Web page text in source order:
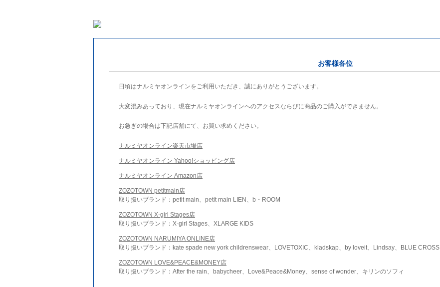
お客様各位
日頃はナルミヤオンラインをご利用いただき、誠にありがとうございます。
大変混みあっており、現在ナルミヤオンラインへのアクセスならびに商品のご購入ができません。
お急ぎの場合は下記店舗にて、お買い求めください。
ナルミヤオンライン楽天市場店
ナルミヤオンライン Yahoo!ショッピング店
ナルミヤオンライン Amazon店
ZOZOTOWN petitmain店
取り扱いブランド：petit main、petit main LIEN、b・ROOM
ZOZOTOWN X-girl Stages店
取り扱いブランド：X-girl Stages、XLARGE KIDS
ZOZOTOWN NARUMIYA ONLINE店
取り扱いブランド：kate spade new york childrenswear、LOVETOXIC、kladskap、by loveit、Lindsay、BLUE CROSS
ZOZOTOWN LOVE&PEACE&MONEY店
取り扱いブランド：After the rain、babycheer、Love&Peace&Money、sense of wonder、キリンのソフィ